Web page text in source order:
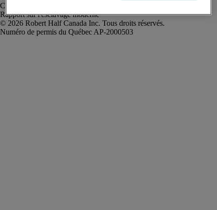
Conditions d’utilisation
Rapport sur l'esclavage moderne
Robert Half Canada Inc. Tous droits réservés.